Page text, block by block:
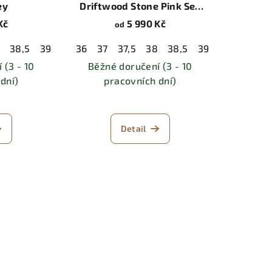
42,5 43 44 44,5 45 45,5 46,5 47
38,5 39,5 40 40,5 41,5 42 42,5 43
(3 - 10
Driftwood Stone Pink Sea
Salt
od 5 990 Kč
36 37 37,5 38 38,5 39,5
Běžné doručení (3 - 10
pracovních dní)
Detail